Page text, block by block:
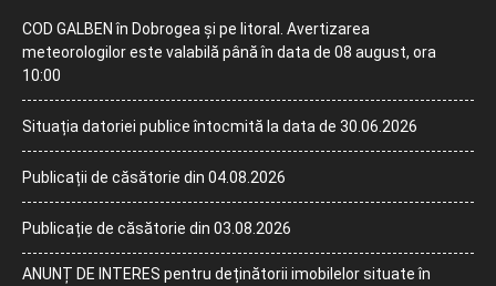
COD GALBEN în Dobrogea și pe litoral. Avertizarea
meteorologilor este valabilă până în data de 08 august, ora
10:00
Situația datoriei publice întocmită la data de 30.06.2026
Publicații de căsătorie din 04.08.2026
Publicație de căsătorie din 03.08.2026
ANUNȚ DE INTERES pentru deținătorii imobilelor situate în